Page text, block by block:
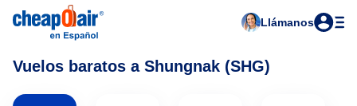
Llámanos
Vuelos baratos a Shungnak (SHG)